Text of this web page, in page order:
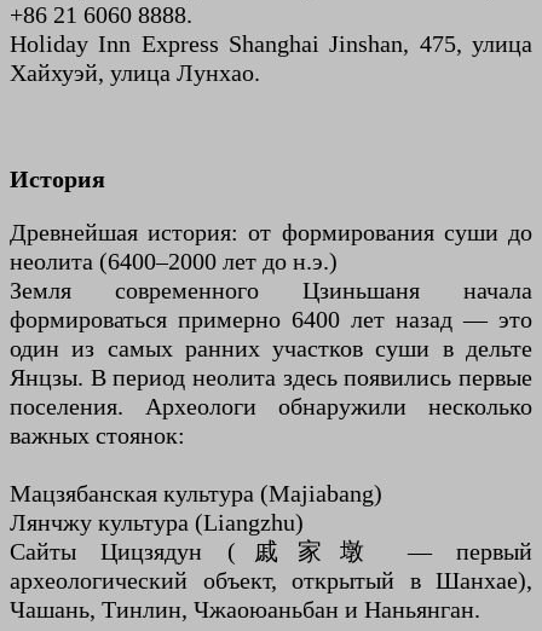
+86 21 6060 8888.
Holiday Inn Express Shanghai Jinshan, 475, улица
Хайхуэй, улица Лунхао.
История
Древнейшая история: от формирования суши до
неолита (6400–2000 лет до н.э.)
Земля современного Цзиньшаня начала
формироваться примерно 6400 лет назад — это
один из самых ранних участков суши в дельте
Янцзы. В период неолита здесь появились первые
поселения. Археологи обнаружили несколько
важных стоянок:
Мацзябанская культура (Majiabang)
Лянчжу культура (Liangzhu)
Сайты Цицзядун (戚家墩 — первый
археологический объект, открытый в Шанхае),
Чашань, Тинлин, Чжаоюаньбан и Наньянган.